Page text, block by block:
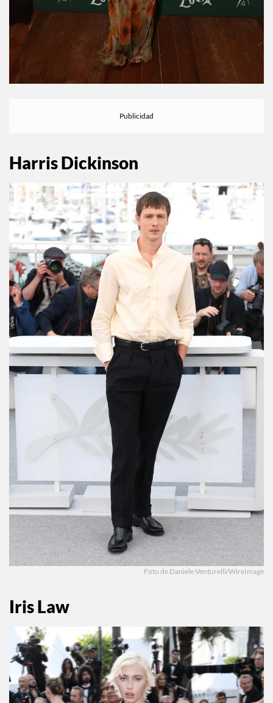
Harris Dickinson
Foto de Daniele Venturelli/WireImage
Iris Law